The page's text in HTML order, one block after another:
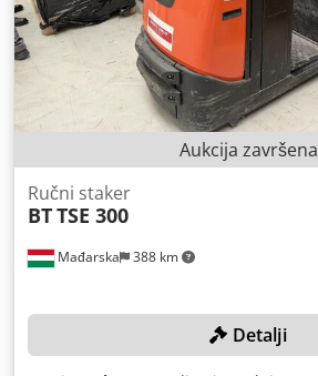
Aukcija završena
Mađarska 388 km
Ručni staker
BTTSE 300
Detalji